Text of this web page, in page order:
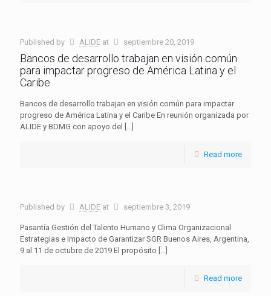
Published by ALIDE at septiembre 20, 2019
Bancos de desarrollo trabajan en visión común
para impactar progreso de América Latina y el
Caribe
Bancos de desarrollo trabajan en visión común para impactar
progreso de América Latina y el Caribe En reunión organizada por
ALIDE y BDMG con apoyo del
[…]
Read more
Published by ALIDE at septiembre 3, 2019
Pasantía Gestión del Talento Humano y Clima Organizacional
Estrategias e Impacto de Garantizar SGR Buenos Aires, Argentina,
9 al 11 de octubre de 2019 El propósito […]
Read more